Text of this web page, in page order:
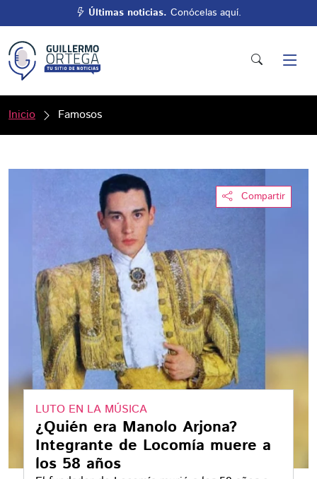
Últimas noticias. Conócelas aquí.
Inicio Famosos
Compartir
LUTO EN LA MÚSICA
¿Quién era Manolo Arjona?
Integrante de Locomía muere a
los 58 años